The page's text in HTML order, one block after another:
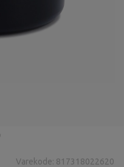
Varekode: 817318022620